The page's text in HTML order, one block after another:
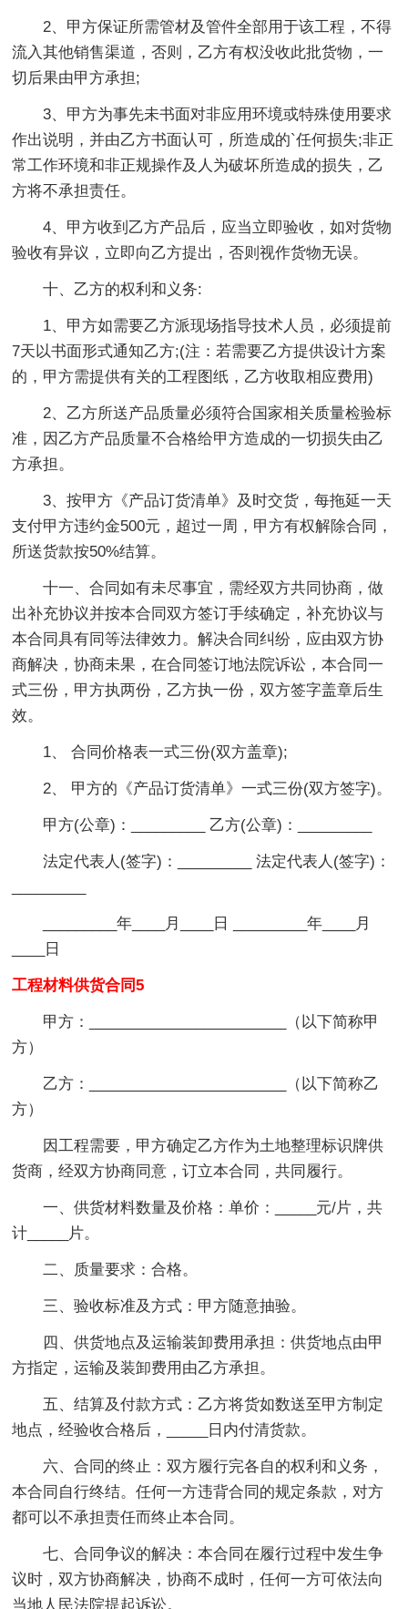
2、甲方保证所需管材及管件全部用于该工程，不得
流入其他销售渠道，否则，乙方有权没收此批货物，一
切后果由甲方承担;
3、甲方为事先未书面对非应用环境或特殊使用要求
作出说明，并由乙方书面认可，所造成的`任何损失;非正
常工作环境和非正规操作及人为破坏所造成的损失，乙
方将不承担责任。
4、甲方收到乙方产品后，应当立即验收，如对货物
验收有异议，立即向乙方提出，否则视作货物无误。
十、乙方的权利和义务:
1、甲方如需要乙方派现场指导技术人员，必须提前
7天以书面形式通知乙方;(注：若需要乙方提供设计方案
的，甲方需提供有关的工程图纸，乙方收取相应费用)
2、乙方所送产品质量必须符合国家相关质量检验标
准，因乙方产品质量不合格给甲方造成的一切损失由乙
方承担。
3、按甲方《产品订货清单》及时交货，每拖延一天
支付甲方违约金500元，超过一周，甲方有权解除合同，
所送货款按50%结算。
十一、合同如有未尽事宜，需经双方共同协商，做
出补充协议并按本合同双方签订手续确定，补充协议与
本合同具有同等法律效力。解决合同纠纷，应由双方协
商解决，协商未果，在合同签订地法院诉讼，本合同一
式三份，甲方执两份，乙方执一份，双方签字盖章后生
效。
1、 合同价格表一式三份(双方盖章);
2、 甲方的《产品订货清单》一式三份(双方签字)。
甲方(公章)：_________ 乙方(公章)：_________
法定代表人(签字)：_________ 法定代表人(签字)：
_________年____月____日 _________年____月
____日
工程材料供货合同5
甲方：________________________（以下简称甲
方）
乙方：________________________（以下简称乙
方）
因工程需要，甲方确定乙方作为土地整理标识牌供
货商，经双方协商同意，订立本合同，共同履行。
一、供货材料数量及价格：单价：_____元/片，共
计_____片。
二、质量要求：合格。
三、验收标准及方式：甲方随意抽验。
四、供货地点及运输装卸费用承担：供货地点由甲
方指定，运输及装卸费用由乙方承担。
五、结算及付款方式：乙方将货如数送至甲方制定
地点，经验收合格后，_____日内付清货款。
六、合同的终止：双方履行完各自的权利和义务，
本合同自行终结。任何一方违背合同的规定条款，对方
都可以不承担责任而终止本合同。
七、合同争议的解决：本合同在履行过程中发生争
议时，双方协商解决，协商不成时，任何一方可依法向
当地人民法院提起诉讼。